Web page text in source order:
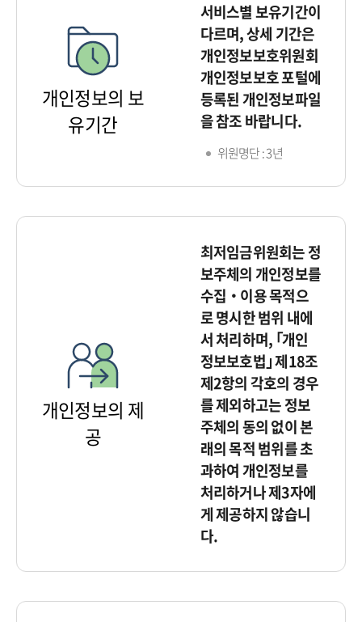
개인정보의 보
유기간
서비스별 보유기간이
다르며, 상세 기간은
개인정보보호위원회
개인정보보호 포털에
등록된 개인정보파일
을 참조 바랍니다.
위원명단 : 3년
개인정보의 제
공
최저임금위원회는 정
보주체의 개인정보를
수집‧이용 목적으
로 명시한 범위 내에
서 처리하며, ｢개인
정보보호법｣ 제18조
제2항의 각호의 경우
를 제외하고는 정보
주체의 동의 없이 본
래의 목적 범위를 초
과하여 개인정보를
처리하거나 제3자에
게 제공하지 않습니
다.